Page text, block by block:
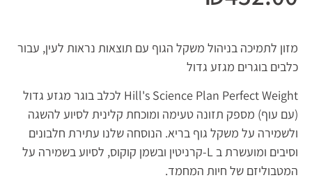
מזון לתמיכה בניהול משקל הגוף עם תוצאות נראות לעין, עבור
כלבים בוגרים מגזע גדול
Hill's Science Plan Perfect Weight לכלב בוגר מגזע גדול
(עם עוף) מספק תזונה טעימה ומוכחת קלינית לסיוע להשגה
ולשמירה על משקל גוף בריא. הנוסחה שלנו עתירת חלבונים
וסיבים ומועשרת ב L-קרניטין ובשמן קוקוס, לסיוע בשמירה על
המטבוליזם של חיות המחמד.